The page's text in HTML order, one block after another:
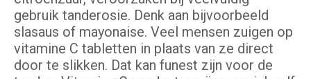
gebruik tanderosie. Denk aan bijvoorbeeld
slasaus of mayonaise. Veel mensen zuigen op
vitamine C tabletten in plaats van ze direct
door te slikken. Dat kan funest zijn voor de